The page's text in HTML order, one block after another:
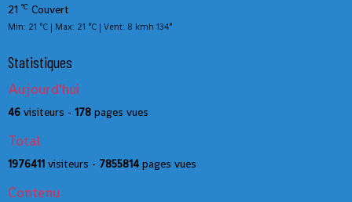
21 °C Couvert
Min: 21 °C | Max: 21 °C | Vent: 8 kmh 134°
Statistiques
Aujourd'hui
46 visiteurs - 178 pages vues
Total
1976411 visiteurs - 7855814 pages vues
Contenu